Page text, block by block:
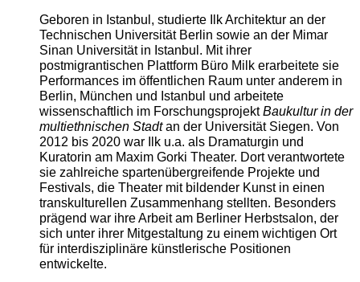
Geboren in Istanbul, studierte Ilk Architektur an der
Technischen Universität Berlin sowie an der Mimar
Sinan Universität in Istanbul. Mit ihrer
postmigrantischen Plattform Büro Milk erarbeitete sie
Performances im öffentlichen Raum unter anderem in
Berlin, München und Istanbul und arbeitete
wissenschaftlich im ForschungsprojektBaukultur in der
multiethnischen Stadtan der Universität Siegen. Von
2012 bis 2020 war Ilk u.a. als Dramaturgin und
Kuratorin am Maxim Gorki Theater. Dort verantwortete
sie zahlreiche spartenübergreifende Projekte und
Festivals, die Theater mit bildender Kunst in einen
transkulturellen Zusammenhang stellten. Besonders
prägend war ihre Arbeit am Berliner Herbstsalon, der
sich unter ihrer Mitgestaltung zu einem wichtigen Ort
für interdisziplinäre künstlerische Positionen
entwickelte.